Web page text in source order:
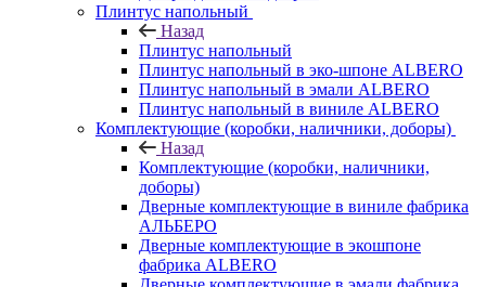
Плинтус напольный
Назад
Плинтус напольный
Плинтус напольный в эко-шпоне ALBERO
Плинтус напольный в эмали ALBERO
Плинтус напольный в виниле ALBERO
Комплектующие (коробки, наличники, доборы)
Назад
Комплектующие (коробки, наличники,
доборы)
Дверные комплектующие в виниле фабрика
АЛЬБЕРО
Дверные комплектующие в экошпоне
фабрика ALBERO